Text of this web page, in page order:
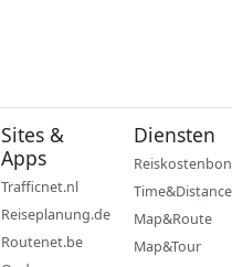
Sites &
Apps
Trafficnet.nl
Reiseplanung.de
Routenet.be
Diensten
Reiskostenbon
Time&Distance
Map&Route
Map&Tour